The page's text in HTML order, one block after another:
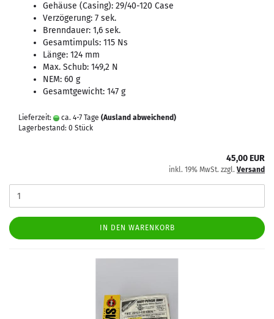
Gehäuse (Casing): 29/40-120 Case
Verzögerung: 7 sek.
Brenndauer: 1,6 sek.
Gesamtimpuls: 115 Ns
Länge: 124 mm
Max. Schub: 149,2 N
NEM: 60 g
Gesamtgewicht: 147 g
Lieferzeit: ca. 4-7 Tage (Ausland abweichend)
Lagerbestand: 0 Stück
45,00 EUR
inkl. 19% MwSt. zzgl. Versand
IN DEN WARENKORB